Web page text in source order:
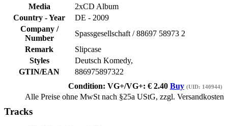
Media
2xCD Album
Country - Year
DE - 2009
Company /
Number
Spassgesellschaft /88697 58973 2
Remark
Slipcase
Styles
Deutsch Komedy,
GTIN/EAN
886975897322
Condition: VG+/VG+: € 2.40 Buy (UID: 140944)
Alle Preise ohne MwSt nach §25a UStG, zzgl. Versandkosten
Tracks